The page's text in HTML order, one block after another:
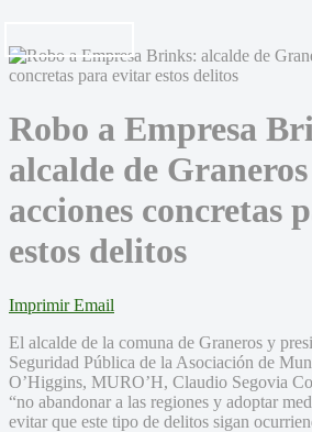
Robo a Empresa
alcalde de
acciones concretas
estos delitos
Imprimir Email
El alcalde de la comuna de Graneros y
Seguridad Pública de la Asociación de
O’Higgins, MURO’H, Claudio Segovia
“no abandonar a las regiones y adoptar
evitar que este tipo de delitos sigan